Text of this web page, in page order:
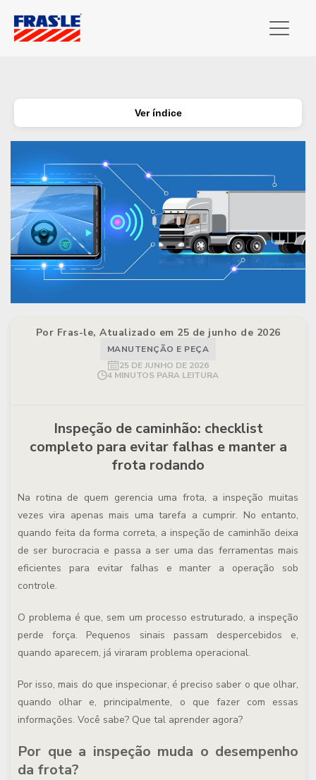
Ver índice
Por Fras-le, Atualizado em 25 de junho de 2026
MANUTENÇÃO E PEÇA
25 DE JUNHO DE 2026
4 MINUTOS PARA LEITURA
Inspeção de caminhão: checklist
completo para evitar falhas e manter a
frota rodando
Na rotina de quem gerencia uma frota, a inspeção muitas
vezes vira apenas mais uma tarefa a cumprir. No entanto,
quando feita da forma correta, a inspeção de caminhão deixa
de ser burocracia e passa a ser uma das ferramentas mais
eficientes para evitar falhas e manter a operação sob
controle.
O problema é que, sem um processo estruturado, a inspeção
perde força. Pequenos sinais passam despercebidos e,
quando aparecem, já viraram problema operacional.
Por isso, mais do que inspecionar, é preciso saber o que olhar,
quando olhar e, principalmente, o que fazer com essas
informações. Você sabe? Que tal aprender agora?
Por que a inspeção muda o desempenho
da frota?